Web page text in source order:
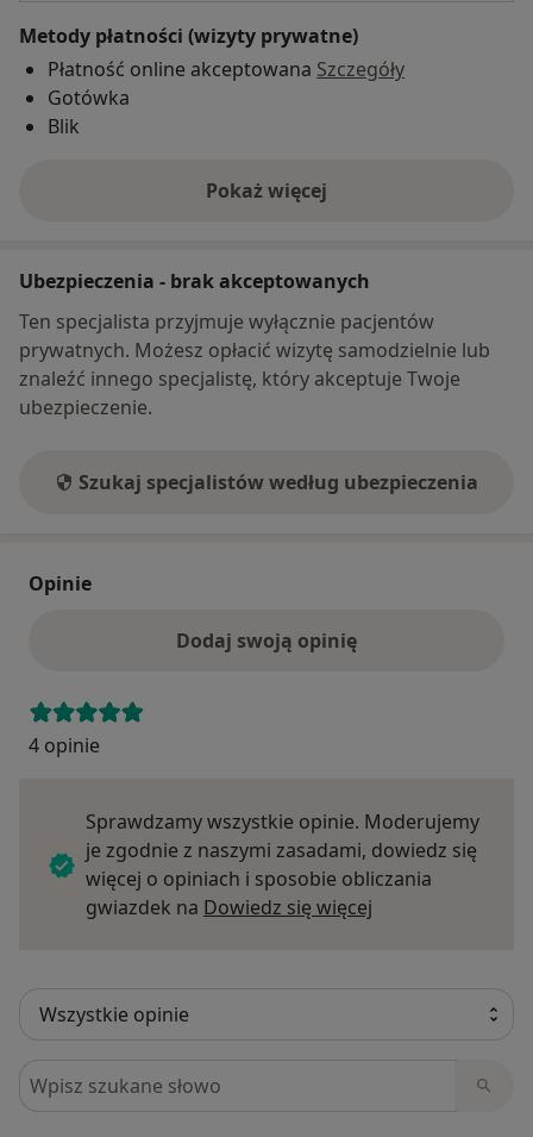
Metody płatności (wizyty prywatne)
Płatność online akceptowana Szczegóły
Gotówka
Blik
Pokaż więcej
o adresie
Ubezpieczenia - brak akceptowanych
Ten specjalista przyjmuje wyłącznie pacjentów
prywatnych. Możesz opłacić wizytę samodzielnie lub
znaleźć innego specjalistę, który akceptuje Twoje
ubezpieczenie.
Szukaj specjalistów według ubezpieczenia
Opinie
Dodaj swoją opinię
4 opinie
Sprawdzamy wszystkie opinie. Moderujemy
je zgodnie z naszymi zasadami, dowiedz się
więcej o opiniach i sposobie obliczania
gwiazdek na Dowiedz się więcej
Szukaj w opiniach